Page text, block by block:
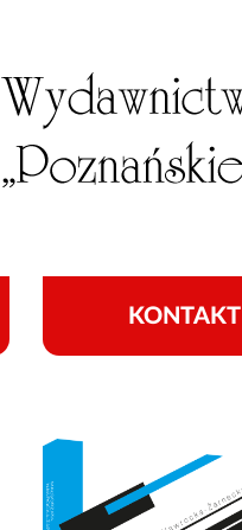
KONTAKT